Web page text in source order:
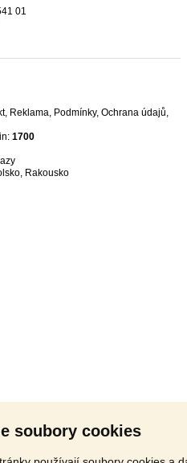
soubory cookies
01
, Reklama, Podmínky, Ochrana údajů,
1700
, Rakousko